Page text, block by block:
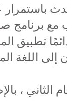
تطبيق
اللغة
الثاني ،